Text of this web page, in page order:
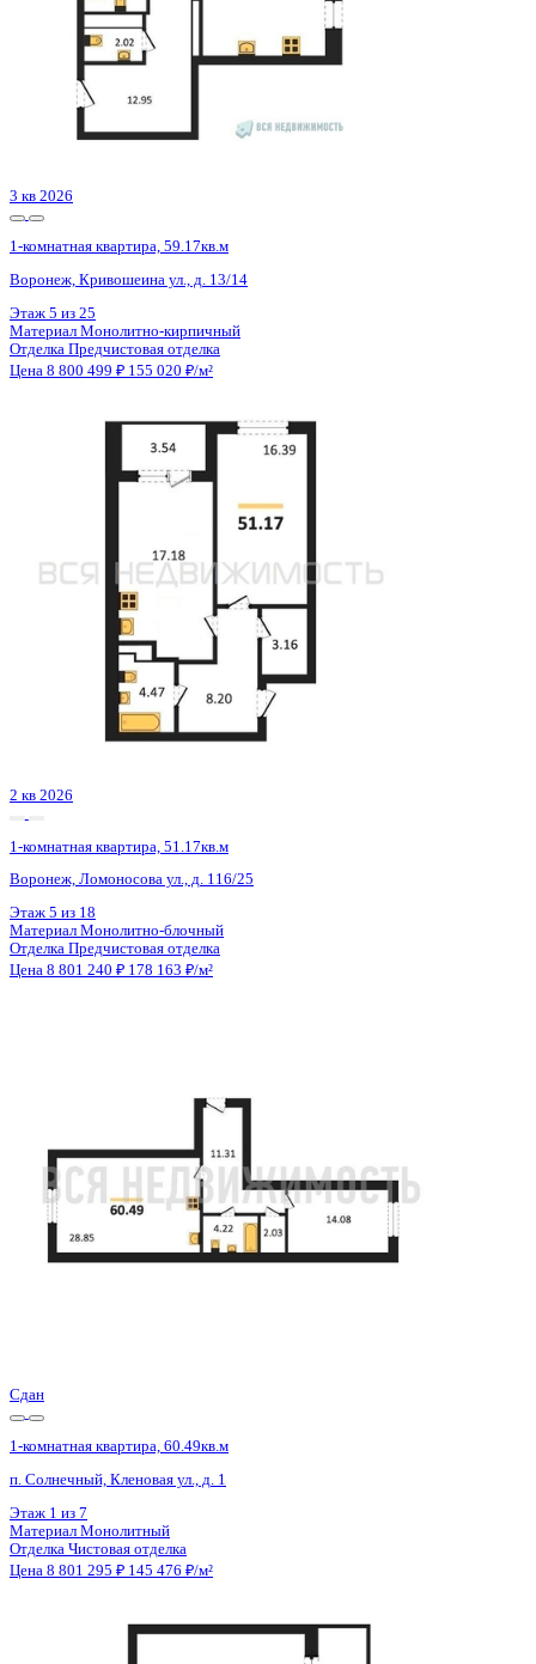
2 кв 2026
1-комнатная квартира, 57.3кв.м
с.п. Трудовское, с. Ана-Юрт
Этаж 1 из 4
Цена 8 781 798 ₽ 167 528 ₽/м²
2 кв 2028
Отделка Предчистовая отделка
Цена 8 779 200 ₽ 189 207 ₽/м²